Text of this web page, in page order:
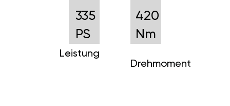
335
PS
Leistung
420
Nm
Drehmoment